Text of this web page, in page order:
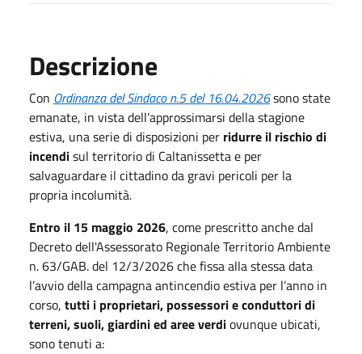
Descrizione
Con Ordinanza del Sindaco n.5 del 16.04.2026sono state
emanate, in vista dell’approssimarsi della stagione
estiva, una serie di disposizioni per ridurre il rischio di
incendisul territorio di Caltanissetta e per
salvaguardare il cittadino da gravi pericoli per la
propria incolumità.
Entro il 15 maggio 2026, come prescritto anche dal
Decreto dell'Assessorato Regionale Territorio Ambiente
n. 63/GAB. del 12/3/2026 che fissa alla stessa data
l’avvio della campagna antincendio estiva per l’anno in
corso, tutti i proprietari, possessori e conduttoridi
terreni, suoli, giardinied aree verdiovunque ubicati,
sono tenuti a: